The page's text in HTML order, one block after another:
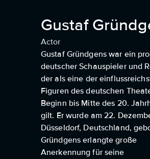
Gustaf
Actor
Gustaf Gründgens war ein
deutscher Schauspieler und
der als eine der
Figuren des deutschen
Beginn bis Mitte des 20.
gilt. Er wurde am 22.
Düsseldorf, Deutschland,
Gründgens erlangte große
Anerkennung für seine